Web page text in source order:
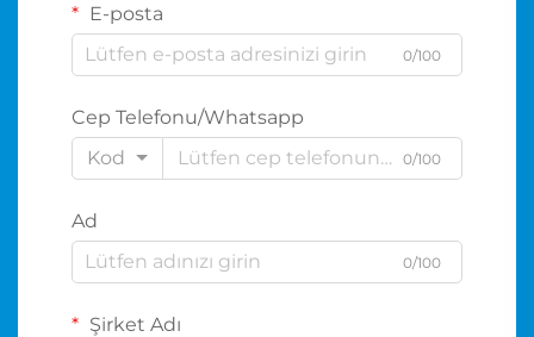
E-posta
0/100
Cep Telefonu/Whatsapp
Kod
0/100
Ad
0/100
Şirket Adı